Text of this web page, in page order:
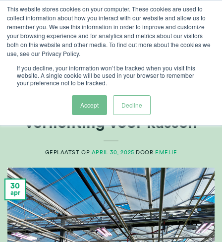
This website stores cookies on your computer. These cookies are used to
collect information about how you interact with our website and allow us to
remember you. We use this information in order to improve and customize
your browsing experience and for analytics and metrics about our visitors
both on this website and other media. To find out more about the cookies we
use, see our Privacy Policy.
If you decline, your information won’t be tracked when you visit this
website. A single cookie will be used in your browser to remember
your preference not to be tracked.
Accept Decline
Ga
naar
inhoud
Meerkanaals LED-
verlichting voor kassen
GEPLAATST OP APRIL 30, 2025 DOOR EMELIE
30
apr